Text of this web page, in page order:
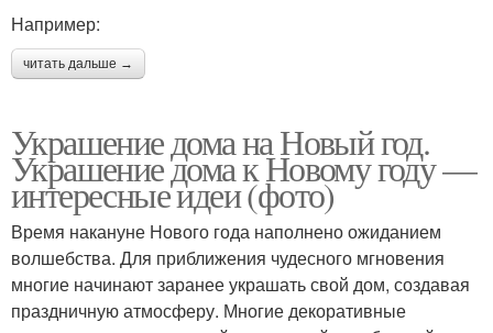
Например:
читать дальше →
Украшение дома на Новый год.
Украшение дома к Новому году —
интересные идеи (фото)
Время накануне Нового года наполнено ожиданием
волшебства. Для приближения чудесного мгновения
многие начинают заранее украшать свой дом, создавая
праздничную атмосферу. Многие декоративные